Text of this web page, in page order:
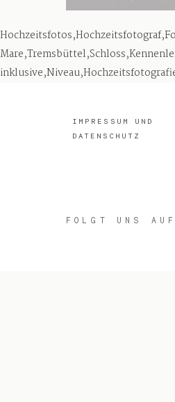
IMPRESSUM UND
DATENSCHUTZ
FOLGT UNS